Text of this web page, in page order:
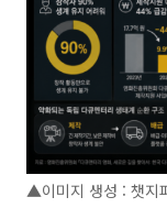
▲이미지 생성 : 챗지